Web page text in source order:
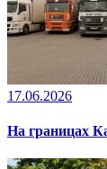
17.06.2026
На границах